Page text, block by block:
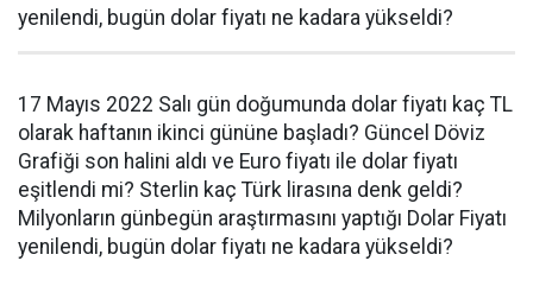
yenilendi, bugün dolar fiyatı ne kadara yükseldi?
17 Mayıs 2022 Salı gün doğumunda dolar fiyatı kaç TL
olarak haftanın ikinci gününe başladı? Güncel Döviz
Grafiği son halini aldı ve Euro fiyatı ile dolar fiyatı
eşitlendi mi? Sterlin kaç Türk lirasına denk geldi?
Milyonların günbegün araştırmasını yaptığı Dolar Fiyatı
yenilendi, bugün dolar fiyatı ne kadara yükseldi?